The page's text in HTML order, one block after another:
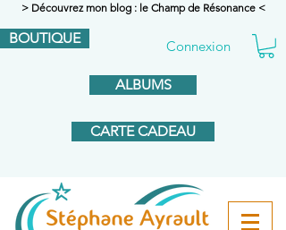
> Découvrez mon blog : le Champ de Résonance <
BOUTIQUE Connexion
ALBUMS
CARTE CADEAU